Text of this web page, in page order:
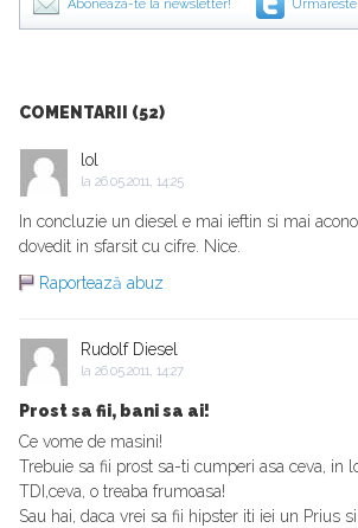
Aboneaza-te la newsletter!
COMENTARII (52)
lol
la 26.05.2011, 14:25
In concluzie un diesel e mai ieftin si mai
dovedit in sfarsit cu cifre. Nice.
Raportează abuz
Rudolf Diesel
la 26.05.2011, 14:27
Prost sa fii, bani sa ai!
Ce vome de masini!
Trebuie sa fii prost sa-ti cumperi asa ceva, in
TDI,ceva, o treaba frumoasa!
Sau hai, daca vrei sa fii hipster iti iei un Prius